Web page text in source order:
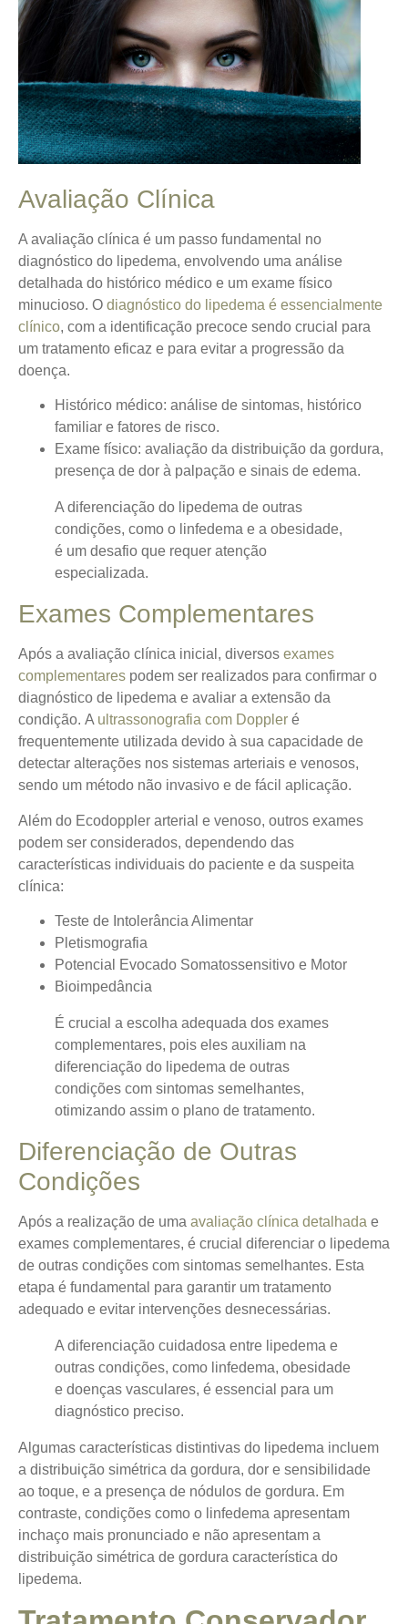
Avaliação Clínica
A avaliação clínica é um passo fundamental no
diagnóstico do lipedema, envolvendo uma análise
detalhada do histórico médico e um exame físico
minucioso. O diagnóstico do lipedema é essencialmente
clínico, com a identificação precoce sendo crucial para
um tratamento eficaz e para evitar a progressão da
doença.
Histórico médico: análise de sintomas, histórico
familiar e fatores de risco.
Exame físico: avaliação da distribuição da gordura,
presença de dor à palpação e sinais de edema.
A diferenciação do lipedema de outras
condições, como o linfedema e a obesidade,
é um desafio que requer atenção
especializada.
Exames Complementares
Após a avaliação clínica inicial, diversos exames
complementares podem ser realizados para confirmar o
diagnóstico de lipedema e avaliar a extensão da
condição. A ultrassonografia com Doppler é
frequentemente utilizada devido à sua capacidade de
detectar alterações nos sistemas arteriais e venosos,
sendo um método não invasivo e de fácil aplicação.
Além do Ecodoppler arterial e venoso, outros exames
podem ser considerados, dependendo das
características individuais do paciente e da suspeita
clínica:
Teste de Intolerância Alimentar
Pletismografia
Potencial Evocado Somatossensitivo e Motor
Bioimpedância
É crucial a escolha adequada dos exames
complementares, pois eles auxiliam na
diferenciação do lipedema de outras
condições com sintomas semelhantes,
otimizando assim o plano de tratamento.
Diferenciação de Outras
Condições
Após a realização de uma avaliação clínica detalhada e
exames complementares, é crucial diferenciar o lipedema
de outras condições com sintomas semelhantes. Esta
etapa é fundamental para garantir um tratamento
adequado e evitar intervenções desnecessárias.
A diferenciação cuidadosa entre lipedema e
outras condições, como linfedema, obesidade
e doenças vasculares, é essencial para um
diagnóstico preciso.
Algumas características distintivas do lipedema incluem
a distribuição simétrica da gordura, dor e sensibilidade
ao toque, e a presença de nódulos de gordura. Em
contraste, condições como o linfedema apresentam
inchaço mais pronunciado e não apresentam a
distribuição simétrica de gordura característica do
lipedema.